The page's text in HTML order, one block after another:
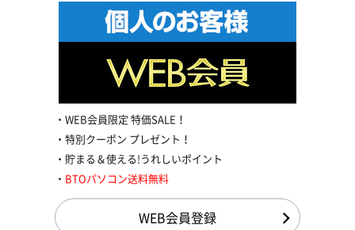
WEB会員限定 特価SALE！
特別クーポン プレゼント！
貯まる＆使える!うれしいポイント
BTOパソコン送料無料
WEB会員登録